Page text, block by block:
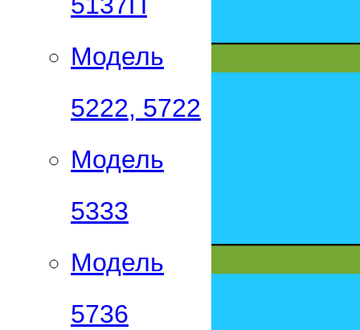
Модель
5222, 5722
Модель
5333
Модель
5736